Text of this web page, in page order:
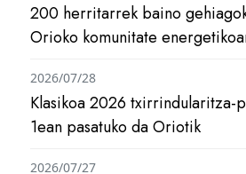
200 herritarrek baino
Orioko komunitate
Klasikoa 2026 txirrindularitza-
1ean pasatuko da Oriotik
2026/07/28
2026/07/27